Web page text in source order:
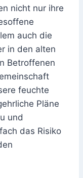
nicht nur ihre
auch die
in den alten
Betroffenen
feuchte
Pläne
und
das Risiko